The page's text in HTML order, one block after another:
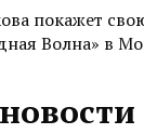
покажет
Волна» в